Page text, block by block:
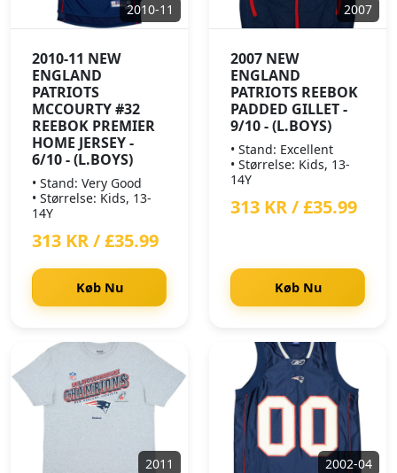
2010-11
2010-11 NEW
ENGLAND
PATRIOTS
MCCOURTY #32
REEBOK PREMIER
HOME JERSEY -
6/10 - (L.BOYS)
• Stand: Very Good
• Størrelse: Kids, 13-
14Y
313 KR / £35.99
Køb Nu
2007
2007 NEW
ENGLAND
PATRIOTS REEBOK
PADDED GILLET -
9/10 - (L.BOYS)
• Stand: Excellent
• Størrelse: Kids, 13-
14Y
313 KR / £35.99
Køb Nu
2011 2002-04